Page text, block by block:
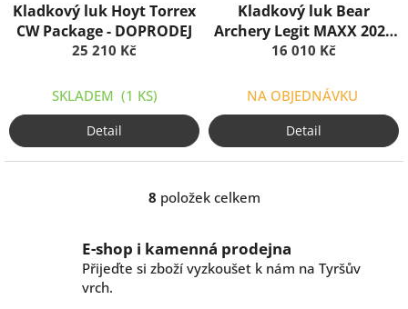
Kladkový luk Hoyt Torrex
CW Package - DOPRODEJ
25 210 Kč
SKLADEM (1 KS)
Detail
Kladkový luk Bear
Archery Legit MAXX 2025
Package
16 010 Kč
NA OBJEDNÁVKU
Detail
O
á
d
8 položek celkem
E-shop i kamenná prodejna
Přijeďte si zboží vyzkoušet k nám na Tyršův
vrch.